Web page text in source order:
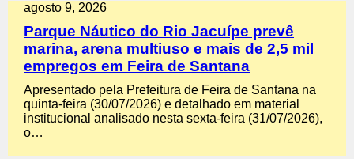
agosto 9, 2026
Parque Náutico do Rio Jacuípe prevê
marina, arena multiuso e mais de 2,5 mil
empregos em Feira de Santana
Apresentado pela Prefeitura de Feira de Santana na
quinta-feira (30/07/2026) e detalhado em material
institucional analisado nesta sexta-feira (31/07/2026),
o…